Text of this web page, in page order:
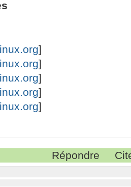
]
]
]
]
]
Répondre